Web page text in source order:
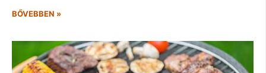
BŐVEBBEN »